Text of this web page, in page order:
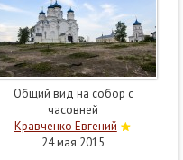
Общий вид на собор с
часовней
Кравченко Евгений
24 мая 2015